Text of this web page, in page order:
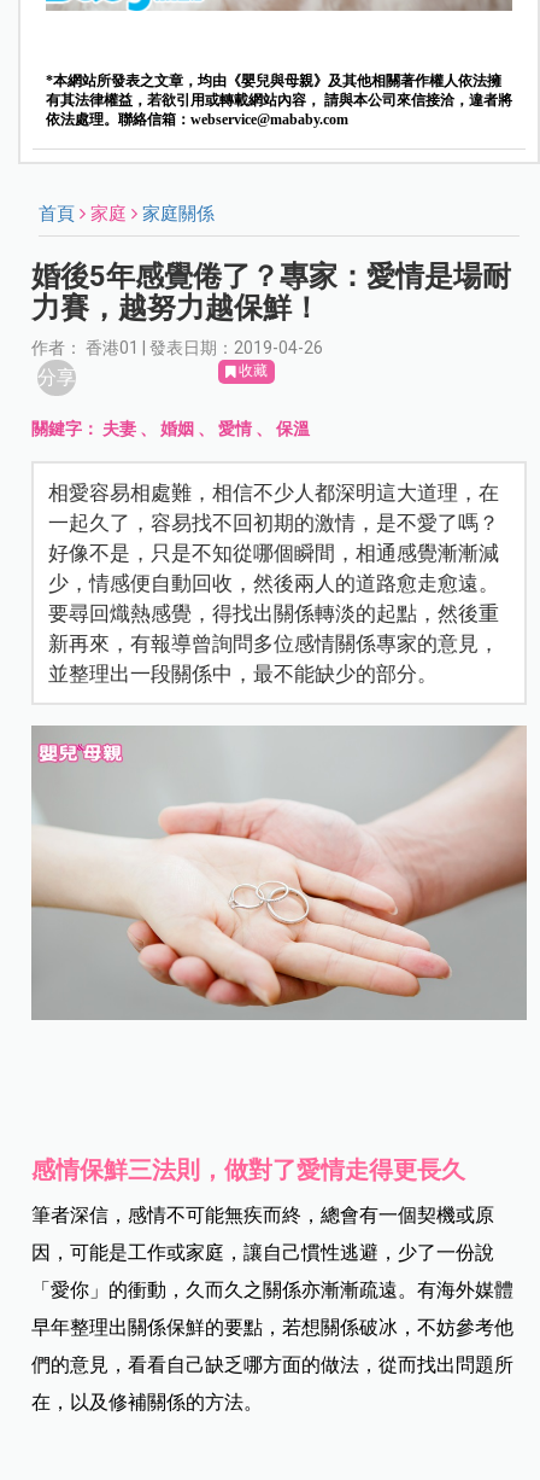
*本網站所發表之文章，均由《嬰兒與母親》及其他相關著作權人依法擁
有其法律權益，若欲引用或轉載網站內容， 請與本公司來信接洽，違者將
依法處理。聯絡信箱： webservice@mababy.com
首頁 家庭 家庭關係
婚後5年感覺倦了？專家：愛情是場耐
力賽，越努力越保鮮！
作者： 香港01 | 發表日期：2019-04-26
分享 收藏
關鍵字： 夫妻 、婚姻 、愛情 、保溫
相愛容易相處難，相信不少人都深明這大道理，在
一起久了，容易找不回初期的激情，是不愛了嗎？
好像不是，只是不知從哪個瞬間，相通感覺漸漸減
少，情感便自動回收，然後兩人的道路愈走愈遠。
要尋回熾熱感覺，得找出關係轉淡的起點，然後重
新再來，有報導曾詢問多位感情關係專家的意見，
並整理出一段關係中，最不能缺少的部分。
感情保鮮三法則，做對了愛情走得更長久
筆者深信，感情不可能無疾而終，總會有一個契機或原
因，可能是工作或家庭，讓自己慣性逃避，少了一份說
「愛你」的衝動，久而久之關係亦漸漸疏遠。有海外媒體
早年整理出關係保鮮的要點，若想關係破冰，不妨參考他
們的意見，看看自己缺乏哪方面的做法，從而找出問題所
在，以及修補關係的方法。